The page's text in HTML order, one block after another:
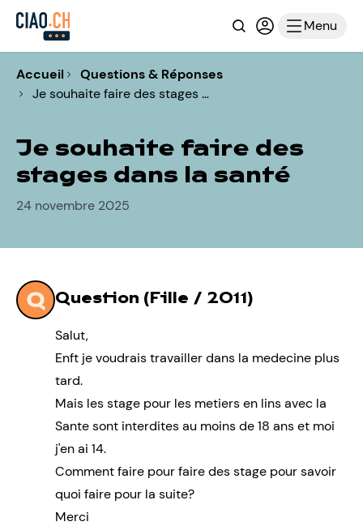
RechercheConnexion
Menu
Accueil
Questions & Réponses
Je souhaite faire des stages …
Je souhaite faire des
stages dans la santé
24 novembre 2025
Question (Fille / 2011)
Salut,
Enft je voudrais travailler dans la medecine plus
tard.
Mais les stage pour les metiers en lins avec la
Sante sont interdites au moins de 18 ans et moi
j'en ai 14.
Comment faire pour faire des stage pour savoir
quoi faire pour la suite?
Merci